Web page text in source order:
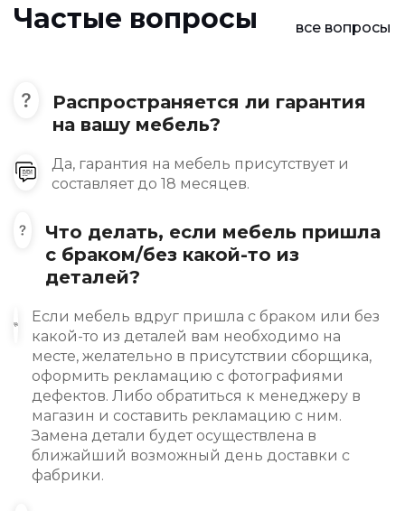
Частые вопросы все вопросы
Распространяется ли гарантия
на вашу мебель?
Да, гарантия на мебель присутствует и
составляет до 18 месяцев.
Что делать, если мебель пришла
с браком/без какой-то из
деталей?
Если мебель вдруг пришла с браком или без
какой-то из деталей вам необходимо на
месте, желательно в присутствии сборщика,
оформить рекламацию с фотографиями
дефектов. Либо обратиться к менеджеру в
магазин и составить рекламацию с ним.
Замена детали будет осуществлена в
ближайший возможный день доставки с
фабрики.